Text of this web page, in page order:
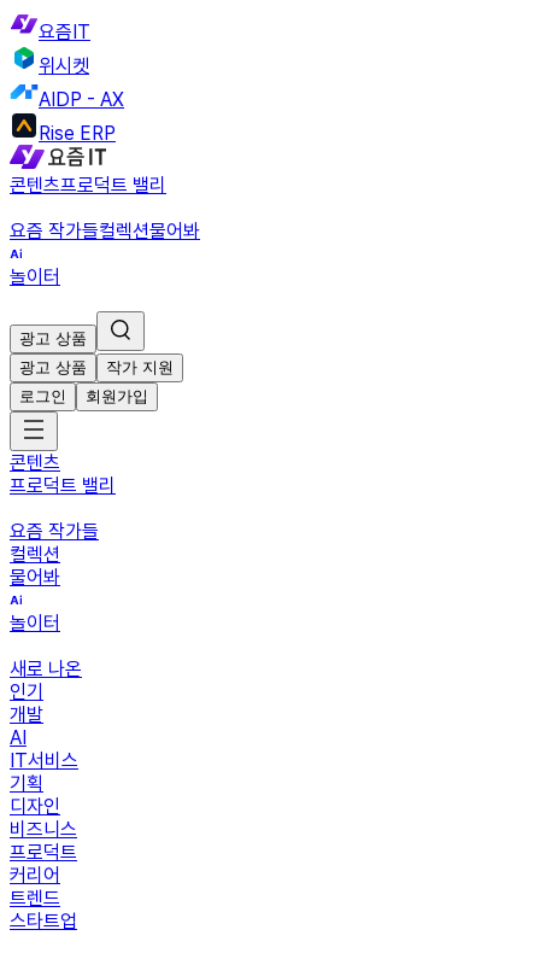
요즘IT
위시켓
AIDP - AX
Rise ERP
콘텐츠프로덕트 밸리
요즘 작가들컬렉션물어봐
놀이터
광고 상품
광고 상품
작가 지원
로그인
회원가입
콘텐츠
프로덕트 밸리
요즘 작가들
컬렉션
물어봐
놀이터
새로 나온
인기
개발
AI
IT서비스
기획
디자인
비즈니스
프로덕트
커리어
트렌드
스타트업